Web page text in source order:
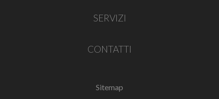
SERVIZI
CONTATTI
Sitemap